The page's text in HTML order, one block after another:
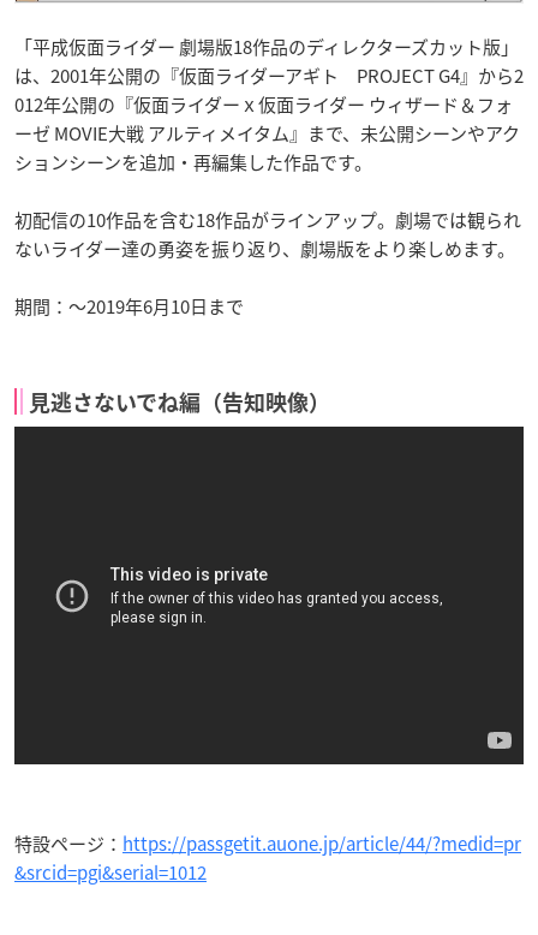
「平成仮面ライダー 劇場版18作品のディレクターズカット版」
は、2001年公開の『仮面ライダーアギト PROJECT G4』から2
012年公開の『仮面ライダーｘ仮面ライダー ウィザード＆フォ
ーゼ MOVIE大戦 アルティメイタム』まで、未公開シーンやアク
ションシーンを追加・再編集した作品です。
初配信の10作品を含む18作品がラインアップ。劇場では観られ
ないライダー達の勇姿を振り返り、劇場版をより楽しめます。
期間：〜2019年6月10日まで
見逃さないでね編（告知映像）
特設ページ： https://passgetit.auone.jp/article/44/?medid=pr
&srcid=pgi&serial=1012